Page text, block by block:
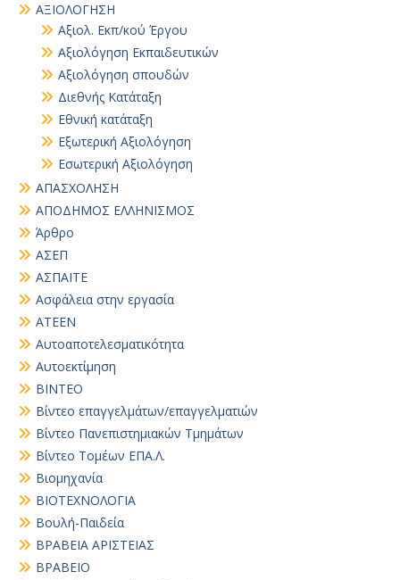
ΑΞΙΟΛΟΓΗΣΗ
Αξιολ. Εκπ/κού Έργου
Αξιολόγηση Εκπαιδευτικών
Αξιολόγηση σπουδών
Διεθνής Κατάταξη
Εθνική κατάταξη
Εξωτερική Αξιολόγηση
Εσωτερική Αξιολόγηση
ΑΠΑΣΧΟΛΗΣΗ
ΑΠΟΔΗΜΟΣ ΕΛΛΗΝΙΣΜΟΣ
Άρθρο
ΑΣΕΠ
ΑΣΠΑΙΤΕ
Ασφάλεια στην εργασία
ΑΤΕΕΝ
Αυτοαποτελεσματικότητα
Αυτοεκτίμηση
ΒΙΝΤΕΟ
Βίντεο επαγγελμάτων/επαγγελματιών
Βίντεο Πανεπιστημιακών Τμημάτων
Βίντεο Τομέων ΕΠΑ.Λ.
Βιομηχανία
ΒΙΟΤΕΧΝΟΛΟΓΙΑ
Βουλή-Παιδεία
ΒΡΑΒΕΙΑ ΑΡΙΣΤΕΙΑΣ
ΒΡΑΒΕΙΟ